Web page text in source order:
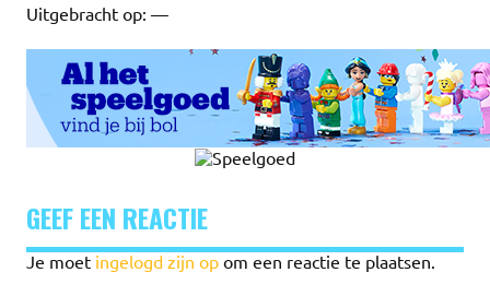
Uitgebracht op: —
GEEF EEN REACTIE
Je moet ingelogd zijn op om een reactie te plaatsen.